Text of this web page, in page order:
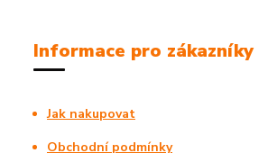
Informace pro zákazníky
Jak nakupovat
Obchodní podmínky